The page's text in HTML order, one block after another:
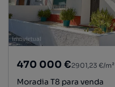
470 000 €2901,23 €/m²
Moradia T8 para venda